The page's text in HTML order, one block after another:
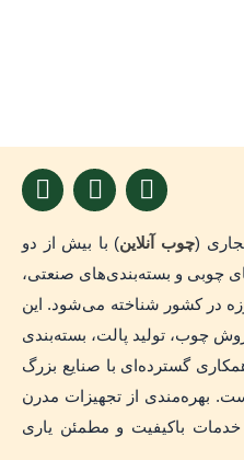
T
e
l
e
g
r
a
m
W
h
t
s
a
p
p
I
n
t
a
g
r
a
m
(چوب آنلاین) با بیش از دو
چوبی و بسته‌بندی‌های صنعتی،
در کشور شناخته می‌شود. این
چوب، تولید پالت، بسته‌بندی
گسترده‌ای با صنایع بزرگ
بهره‌مندی از تجهیزات مدرن
باکیفیت و مطمئن یاری